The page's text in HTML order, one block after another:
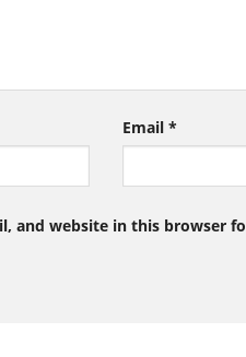
Email*
and website in this browser